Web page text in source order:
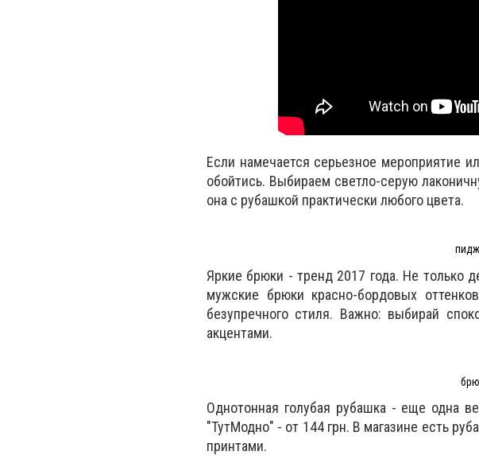
Если намечается серьезное мероприятие
обойтись. Выбираем светло-серую
она с рубашкой практически любого цвета.
Яркие брюки - тренд 2017 года. Не только
мужские брюки красно-бордовых
безупречного стиля. Важно: выбирай
акцентами.
Однотонная голубая рубашка - еще одна
"ТутМодно" - от 144 грн. В магазине есть
принтами.